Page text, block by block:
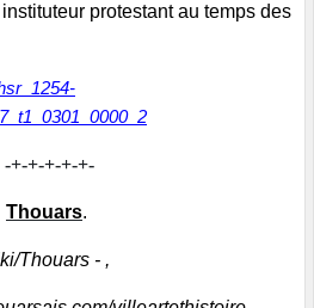
protestant au temps des
-+-+-+-+-+-
Thouars.
Thouars - ,